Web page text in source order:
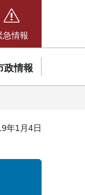
急情報
政情報
年1月4日